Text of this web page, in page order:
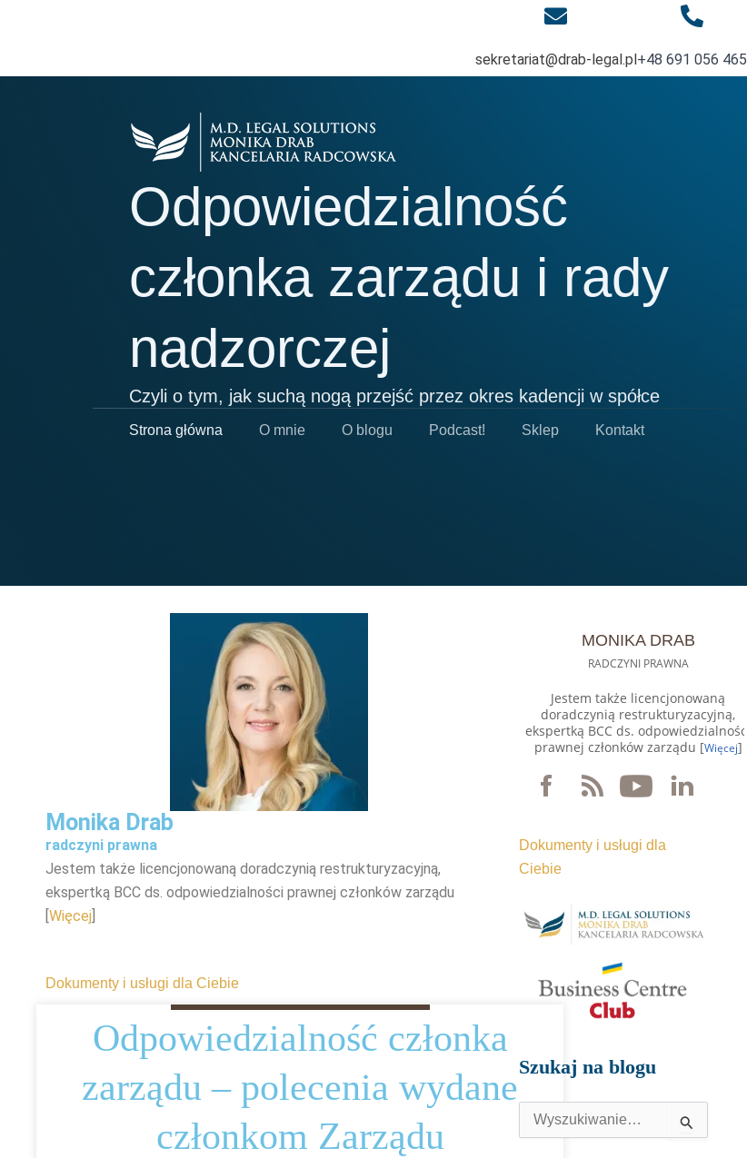
sekretariat@drab-legal.pl+48 691 056 465
Odpowiedzialność
członka zarządu i rady
nadzorczej
Czyli o tym, jak suchą nogą przejść przez okres kadencji w spółce
Strona główna O mnie O blogu Podcast! Sklep Kontakt
Monika Drab
radczyni prawna
Jestem także licencjonowaną doradczynią restrukturyzacyjną,
ekspertką BCC ds. odpowiedzialności prawnej członków zarządu
Więcej
Dokumenty i usługi dla Ciebie
Odpowiedzialność członka
zarządu – polecenia wydane
członkom Zarządu
MONIKA DRAB
RADCZYNI PRAWNA
Jestem także licencjonowaną
doradczynią restrukturyzacyjną,
ekspertką BCC ds. odpowiedzialności
prawnej członków zarządu [Więcej]
Dokumenty i usługi dla
Ciebie
Szukaj na blogu
Szukaj
dla: